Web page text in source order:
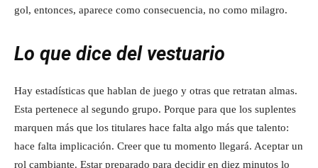
gol, entonces, aparece como consecuencia, no como milagro.
Lo que dice del vestuario
Hay estadísticas que hablan de juego y otras que retratan almas.
Esta pertenece al segundo grupo. Porque para que los suplentes
marquen más que los titulares hace falta algo más que talento:
hace falta implicación. Creer que tu momento llegará. Aceptar un
rol cambiante. Estar preparado para decidir en diez minutos lo